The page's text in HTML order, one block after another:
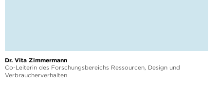
Dr. Vita Zimmermann
Co-Leiterin des Forschungsbereichs Ressourcen, Design und
Verbraucherverhalten